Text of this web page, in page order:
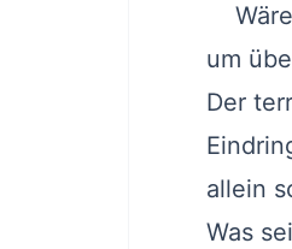
Wäre
um
Der
allein
Was